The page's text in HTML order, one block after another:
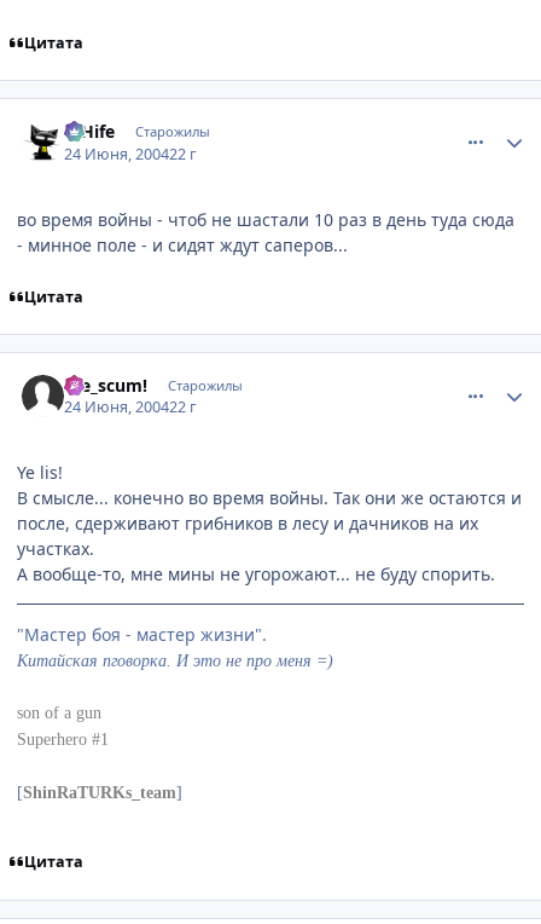
Цитата
D'Hife Старожилы
24 Июня, 200422 г
во время войны - чтоб не шастали 10 раз в день туда сюда
- минное поле - и сидят ждут саперов...
Цитата
Die_scum! Старожилы
24 Июня, 200422 г
Ye lis!
В смысле... конечно во время войны. Так они же остаются и
после, сдерживают грибников в лесу и дачников на их
участках.
А вообще-то, мне мины не угорожают... не буду спорить.
"Мастер боя - мастер жизни".
Китайская пговорка. И это не про меня =)
son of a gun
Superhero #1
[ShinRaTURKs_team]
Цитата